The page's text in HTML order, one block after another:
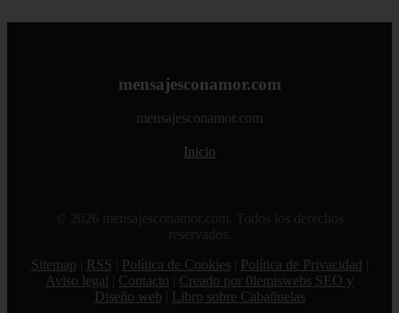
mensajesconamor.com
mensajesconamor.com
Inicio
© 2026 mensajesconamor.com. Todos los derechos
reservados.
Sitemap
RSS Política de Cookies Política de Privacidad
Aviso legal
Contacto
Creado por 0lemiswebs SEO y
Diseño web
Libro sobre Cabañuelas